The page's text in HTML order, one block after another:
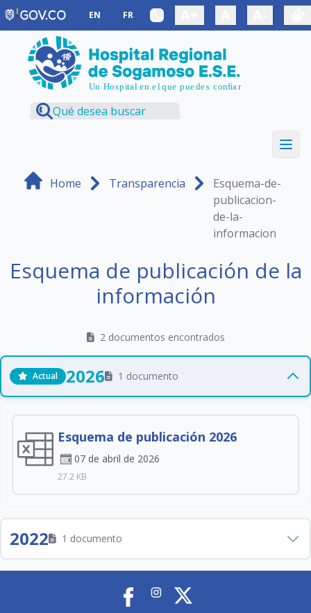
Saltar al contenido principal
EN FR
Home Transparencia
Esquema-de-
publicacion-
de-la-
informacion
Esquema de publicación de la
información
2 documentos encontrados
Actual 2026 1 documento
Esquema de publicación 2026
07 de abril de 2026
27.2 KB
2022 1 documento